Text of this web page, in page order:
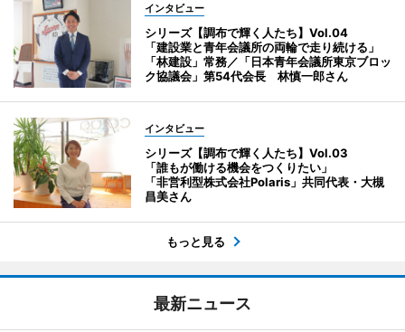
インタビュー
シリーズ【調布で輝く人たち】Vol.04
「建設業と青年会議所の両輪で走り続ける」
「林建設」常務／「日本青年会議所東京ブロッ
ク協議会」第54代会長 林慎一郎さん
インタビュー
シリーズ【調布で輝く人たち】Vol.03
「誰もが働ける機会をつくりたい」
「非営利型株式会社Polaris」共同代表・大槻
昌美さん
もっと見る
最新ニュース